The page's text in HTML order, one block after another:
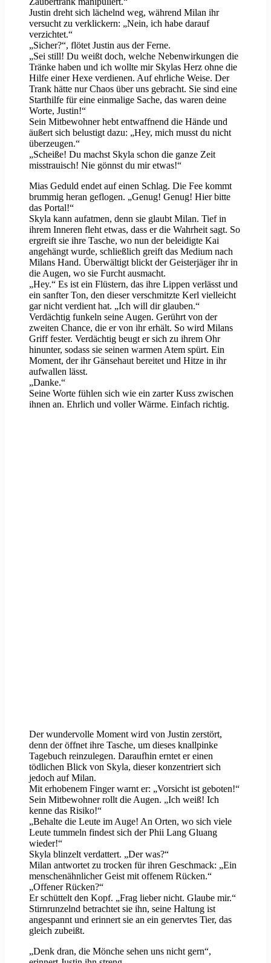
Justin dreht sich lächelnd weg, während Milan ihr
versucht zu verklickern: „Nein, ich habe darauf
verzichtet.“
„Sicher?“, flötet Justin aus der Ferne.
„Sei still! Du weißt doch, welche Nebenwirkungen die
Tränke haben und ich wollte mir Skylas Herz ohne die
Hilfe einer Hexe verdienen. Auf ehrliche Weise. Der
Trank hätte nur Chaos über uns gebracht. Sie sind eine
Starthilfe für eine einmalige Sache, das waren deine
Worte, Justin!“
Sein Mitbewohner hebt entwaffnend die Hände und
äußert sich belustigt dazu: „Hey, mich musst du nicht
überzeugen.“
„Scheiße! Du machst Skyla schon die ganze Zeit
misstrauisch! Nie gönnst du mir etwas!“
Mias Geduld endet auf einen Schlag. Die Fee kommt
brummig heran geflogen. „Genug! Genug! Hier bitte
das Portal!“
Skyla kann aufatmen, denn sie glaubt Milan. Tief in
ihrem Inneren fleht etwas, dass er die Wahrheit sagt. So
ergreift sie ihre Tasche, wo nun der beleidigte Kai
angehängt wurde, schließlich greift das Medium nach
Milans Hand. Überwältigt blickt der Geisterjäger ihr in
die Augen, wo sie Furcht ausmacht.
„Hey.“ Es ist ein Flüstern, das ihre Lippen verlässt und
ein sanfter Ton, den dieser verschmitzte Kerl vielleicht
gar nicht verdient hat. „Ich will dir glauben.“
Verdächtig funkeln seine Augen. Gerührt von der
zweiten Chance, die er von ihr erhält. So wird Milans
Griff fester. Verdächtig beugt er sich zu ihrem Ohr
hinunter, sodass sie seinen warmen Atem spürt. Ein
Moment, der ihr Gänsehaut bereitet und Hitze in ihr
aufwallen lässt.
„Danke.“
Seine Worte fühlen sich wie ein zarter Kuss zwischen
ihnen an. Ehrlich und voller Wärme. Einfach richtig.
Der wundervolle Moment wird von Justin zerstört,
denn der öffnet ihre Tasche, um dieses knallpinke
Tagebuch reinzulegen. Daraufhin erntet er einen
tödlichen Blick von Skyla, dieser konzentriert sich
jedoch auf Milan.
Mit erhobenem Finger warnt er: „Vorsicht ist geboten!“
Sein Mitbewohner rollt die Augen. „Ich weiß! Ich
kenne das Risiko!“
„Behalte die Leute im Auge! An Orten, wo sich viele
Leute tummeln findest sich der Phii Lang Gluang
wieder!“
Skyla blinzelt verdattert. „Der was?“
Milan antwortet zu trocken für ihren Geschmack: „Ein
menschenähnlicher Geist mit offenem Rücken.“
„Offener Rücken?“
Er schüttelt den Kopf. „Frag lieber nicht. Glaube mir.“
Stirnrunzelnd betrachtet sie ihn, seine Haltung ist
angespannt und erinnert sie an ein genervtes Tier, das
gleich zubeißt.
„Denk dran, die Mönche sehen uns nicht gern“,